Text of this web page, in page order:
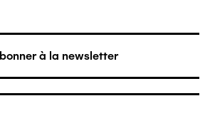
à la newsletter